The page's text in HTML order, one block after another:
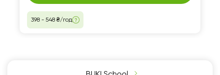
398 - 548 ₴/год